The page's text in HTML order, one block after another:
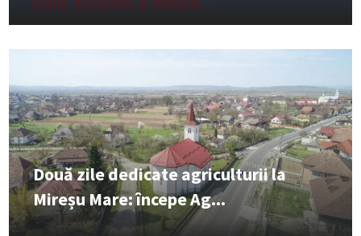
Două zile dedicate agriculturii la
Mireșu Mare: începe Ag...